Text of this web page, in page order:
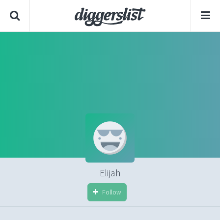
Elijah
Follow